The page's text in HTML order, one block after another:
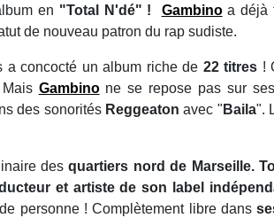
en "Total N'dé" ! Gambinoa déjà
de nouveau patron du rap sudiste.
a concocté un album riche de 22 titres !
Gambinone se repose pas sur
des sonorités Reggeaton avec " Baila".
des quartiers nord de Marseille.
et artiste de son label
personne ! Complètement libre dans